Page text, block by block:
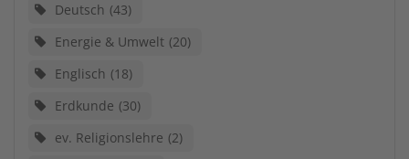
Deutsch 43
Energie & Umwelt 20
Englisch 18
Erdkunde 30
ev. Religionslehre 2